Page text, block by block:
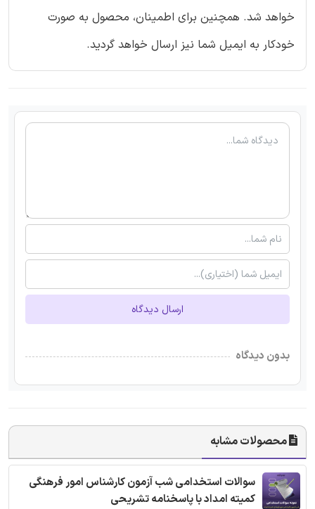
خواهد شد. همچنین برای اطمینان، محصول به صورت
خودکار به ایمیل شما نیز ارسال خواهد گردید.
ارسال دیدگاه
بدون دیدگاه
محصولات مشابه
سوالات استخدامی شب آزمون کارشناس امور فرهنگی
کمیته امداد با پاسخنامه تشریحی